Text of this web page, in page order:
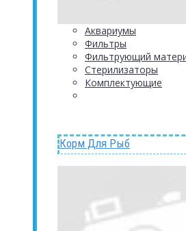
Аквариумы
Фильтры
Фильтрующий
Стерилизаторы
Комплектующие
Корм Для Рыб